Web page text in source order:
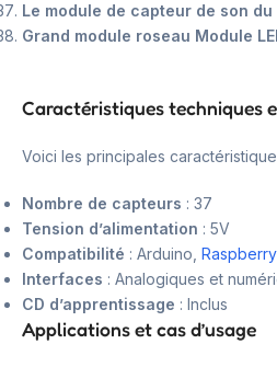
Le module de capteur de son du
Grand module roseau Module
Caractéristiques techniques
Voici les principales
Nombre de capteurs : 37
Tension d’alimentation : 5V
Compatibilité : Arduino,
Interfaces : Analogiques et
CD d’apprentissage : Inclus
Applications et cas d’usage